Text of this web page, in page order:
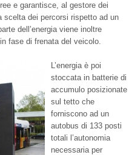
e garantisce, al gestore dei
scelta dei percorsi rispetto ad un
dell’energia viene inoltre
fase di frenata del veicolo.
L’energia è poi
stoccata in batterie di
accumulo posizionate
sul tetto che
forniscono ad un
autobus di 133 posti
totali l’autonomia
necessaria per